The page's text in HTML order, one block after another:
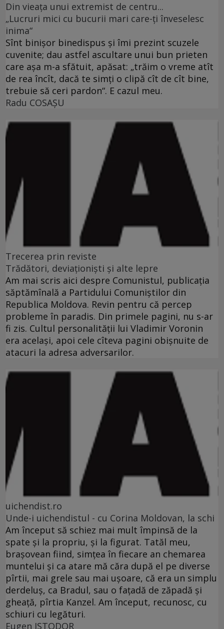
Din vieaţa unui extremist de centru...
„Lucruri mici cu bucurii mari care-ţi înveselesc
inima“
Sînt binişor binedispus şi îmi prezint scuzele
cuvenite; dau astfel ascultare unui bun prieten
care aşa m-a sfătuit, apăsat: „trăim o vreme atît
de rea încît, dacă te simţi o clipă cît de cît bine,
trebuie să ceri pardon“. E cazul meu.
Radu COSAŞU
Trecerea prin reviste
Trădători, deviaţionişti şi alte lepre
Am mai scris aici despre Comunistul, publicaţia
săptămînală a Partidului Comuniştilor din
Republica Moldova. Revin pentru că percep
probleme în paradis. Din primele pagini, nu s-ar
fi zis. Cultul personalităţii lui Vladimir Voronin
era acelaşi, apoi cele cîteva pagini obişnuite de
atacuri la adresa adversarilor.
uichendist.ro
Unde-i uichendistul - cu Corina Moldovan, la schi
Am început să schiez mai mult împinsă de la
spate şi la propriu, şi la figurat. Tatăl meu,
braşovean fiind, simţea în fiecare an chemarea
muntelui şi ca atare mă căra după el pe diverse
pîrtii, mai grele sau mai uşoare, că era un simplu
derdeluş, ca Bradul, sau o faţadă de zăpadă şi
gheaţă, pîrtia Kanzel. Am început, recunosc, cu
schiuri cu legături.
Eugen ISTODOR